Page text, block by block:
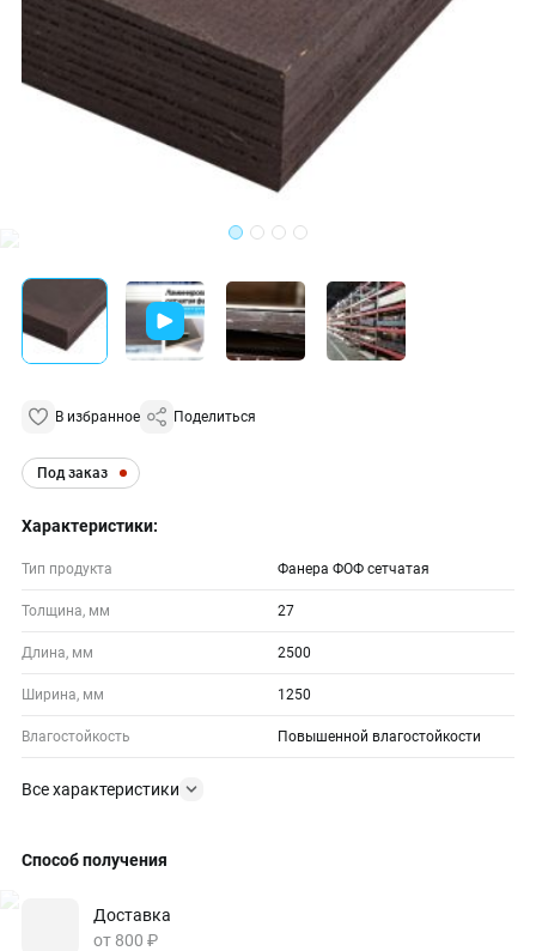
В избранное Поделиться
Под заказ
Характеристики:
Тип продукта Фанера ФОФ сетчатая
Толщина, мм 27
Длина, мм 2500
Ширина, мм 1250
Влагостойкость Повышенной влагостойкости
Все характеристики
Способ получения
Доставка
от 800 ₽